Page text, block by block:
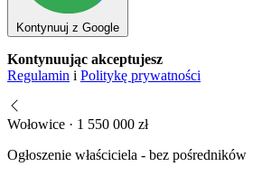
Kontynuuj z Google
Kontynuując akceptujesz
Regulamin i Politykę prywatności
Wołowice · 1 550 000 zł
Ogłoszenie właściciela - bez pośredników